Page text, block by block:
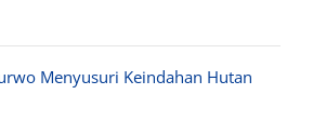
Menyusuri Keindahan Hutan